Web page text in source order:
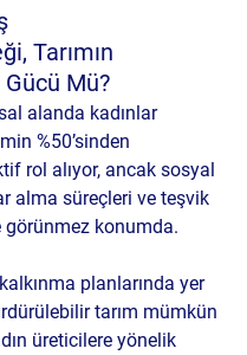
Tarımın
Mü?
alanda kadınlar
%50’sinden
rol alıyor, ancak sosyal
alma süreçleri ve teşvik
konumda.
planlarında yer
tarım mümkün
üreticilere yönelik